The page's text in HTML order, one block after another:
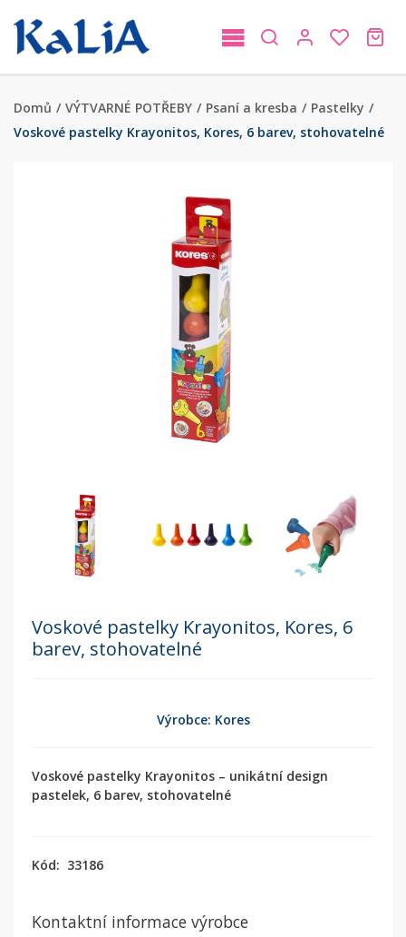
Domů / VÝTVARNÉ POTŘEBY / Psaní a kresba / Pastelky /
Voskové pastelky Krayonitos, Kores, 6 barev, stohovatelné
Voskové pastelky Krayonitos, Kores, 6
barev, stohovatelné
Výrobce: Kores
Voskové pastelky Krayonitos – unikátní design
pastelek, 6 barev, stohovatelné
Kód: 33186
Kontaktní informace výrobce